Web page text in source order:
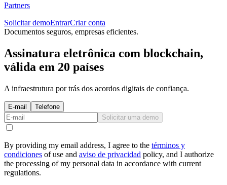
Partners
Solicitar demoEntrarCriar conta
Documentos seguros, empresas eficientes.
Assinatura eletrônica com blockchain,
válida em 20 países
A infraestrutura por trás dos acordos digitais de confiança.
E-mail
Telefone
Solicitar uma demo
By providing my email address, I agree to the términos y
condiciones of use and aviso de privacidad policy, and I authorize
the processing of my personal data in accordance with current
regulations.